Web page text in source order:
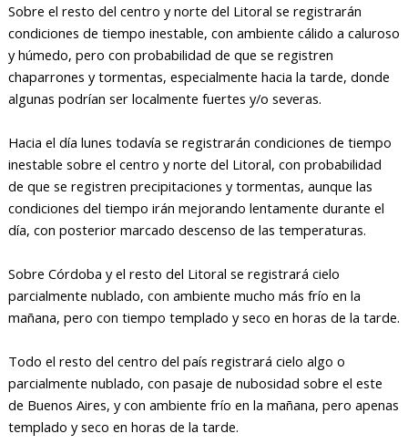
Sobre el resto del centro y norte del Litoral se registrarán
condiciones de tiempo inestable, con ambiente cálido a caluroso
y húmedo, pero con probabilidad de que se registren
chaparrones y tormentas, especialmente hacia la tarde, donde
algunas podrían ser localmente fuertes y/o severas.
Hacia el día lunes todavía se registrarán condiciones de tiempo
inestable sobre el centro y norte del Litoral, con probabilidad
de que se registren precipitaciones y tormentas, aunque las
condiciones del tiempo irán mejorando lentamente durante el
día, con posterior marcado descenso de las temperaturas.
Sobre Córdoba y el resto del Litoral se registrará cielo
parcialmente nublado, con ambiente mucho más frío en la
mañana, pero con tiempo templado y seco en horas de la tarde.
Todo el resto del centro del país registrará cielo algo o
parcialmente nublado, con pasaje de nubosidad sobre el este
de Buenos Aires, y con ambiente frío en la mañana, pero apenas
templado y seco en horas de la tarde.